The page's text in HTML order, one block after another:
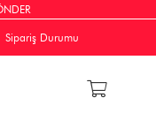
Sipariş Durumu